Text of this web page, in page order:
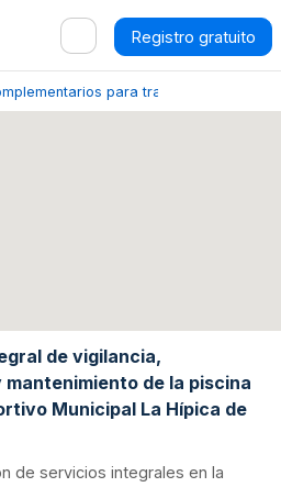
Registro gratuito
para transporte por vías
de vigilancia,
de la piscina
Municipal La Hípica de
de servicios integrales en la